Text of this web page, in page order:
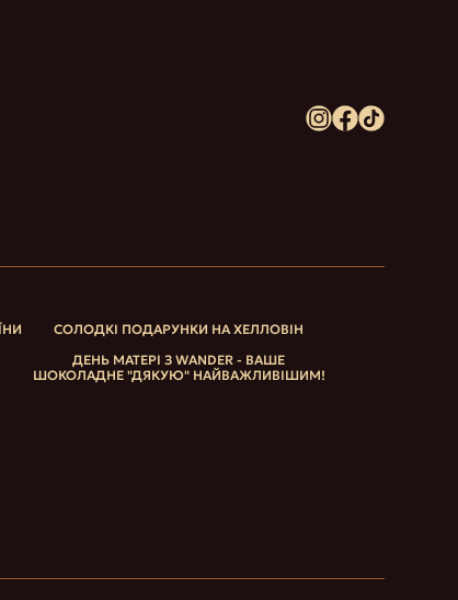
СОЛОДКІ ПОДАРУНКИ НА ХЕЛЛОВІН
ДЕНЬ МАТЕРІ З WANDER - ВАШЕ
ШОКОЛАДНЕ "ДЯКУЮ" НАЙВАЖЛИВІШИМ!